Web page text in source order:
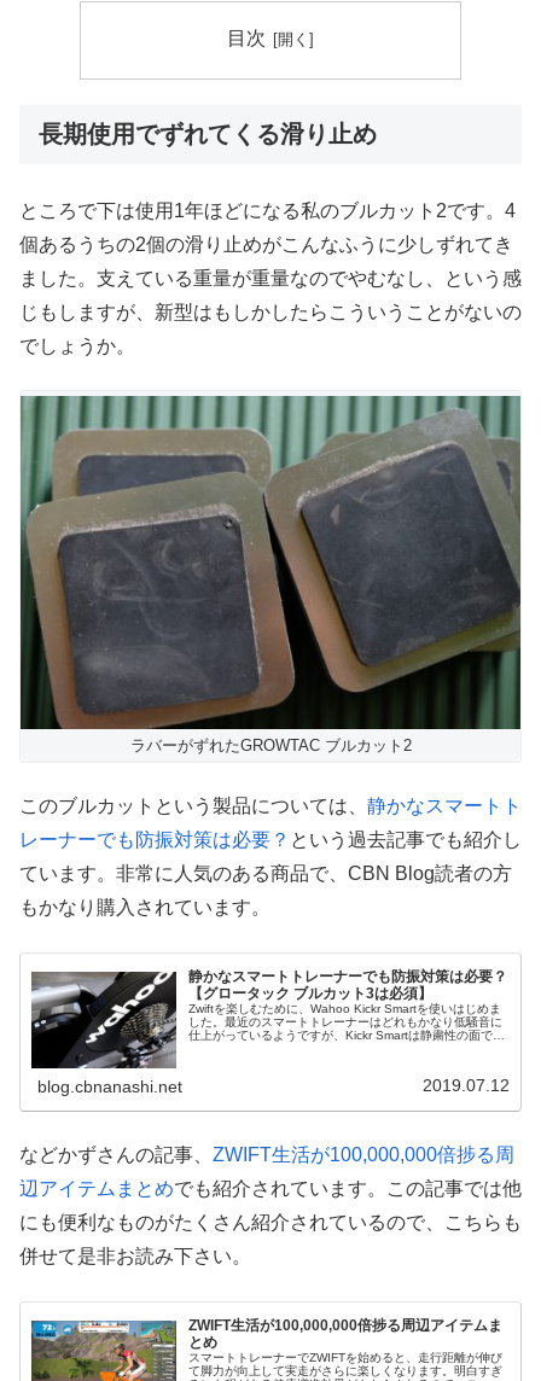
目次
長期使用でずれてくる滑り止め
ところで下は使用1年ほどになる私のブルカット2です。4
個あるうちの2個の滑り止めがこんなふうに少しずれてき
ました。支えている重量が重量なのでやむなし、という感
じもしますが、新型はもしかしたらこういうことがないの
でしょうか。
ラバーがずれたGROWTAC ブルカット2
このブルカットという製品については、 静かなスマートト
レーナーでも防振対策は必要？ という過去記事でも紹介し
ています。非常に人気のある商品で、CBN Blog読者の方
もかなり購入されています。
静かなスマートトレーナーでも防振対策は必要？
【グロータック ブルカット3は必須】
Zwiftを楽しむために、Wahoo Kickr Smartを使いはじめま
した。最近のスマートトレーナーはどれもかなり低騒音に
仕上がっているようですが、Kickr Smartは静粛性の面でラ
blog.cbnanashi.net 2019.07.12
などかずさんの記事、 ZWIFT生活が100,000,000倍捗る周
辺アイテムまとめでも紹介されています。この記事では他
にも便利なものがたくさん紹介されているので、こちらも
併せて是非お読み下さい。
ZWIFT生活が100,000,000倍捗る周辺アイテムま
とめ
スマートトレーナーでZWIFTを始めると、走行距離が伸び
て脚力が向上して実走がさらに楽しくなります。明白すぎ